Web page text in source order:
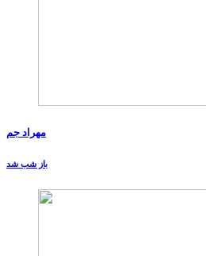
مهراد جم
باز شب شد